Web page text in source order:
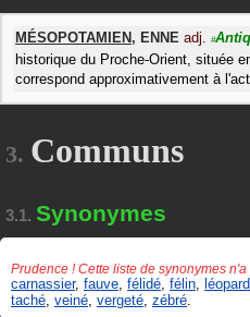
MÉSOPOTAMIEN , ENNE adj. #
historique du Proche-Orient, située
correspond approximativement à
3. Communs
3.1. Synonymes
Prudence ! Cette liste de synonymes
carnassier, fauve félidé félin léopard
taché veiné vergeté zébré